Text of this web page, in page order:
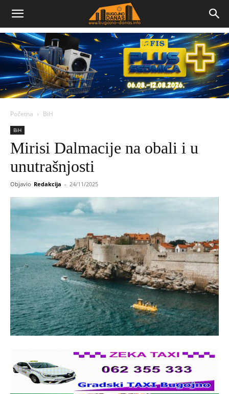
Bugojno
Danas
Početna BiH
BiH
Mirisi Dalmacije na obali i u
unutrašnjosti
Objavio Redakcija - 24/11/2025